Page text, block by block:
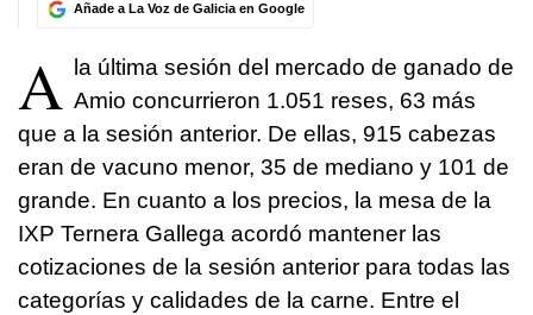
Añade a La Voz de Galicia en Google
A
la última sesión del mercado de ganado de
Amio concurrieron 1.051 reses, 63 más
que a la sesión anterior. De ellas, 915 cabezas
eran de vacuno menor, 35 de mediano y 101 de
grande. En cuanto a los precios, la mesa de la
IXP Ternera Gallega acordó mantener las
cotizaciones de la sesión anterior para todas las
categorías y calidades de la carne. Entre el